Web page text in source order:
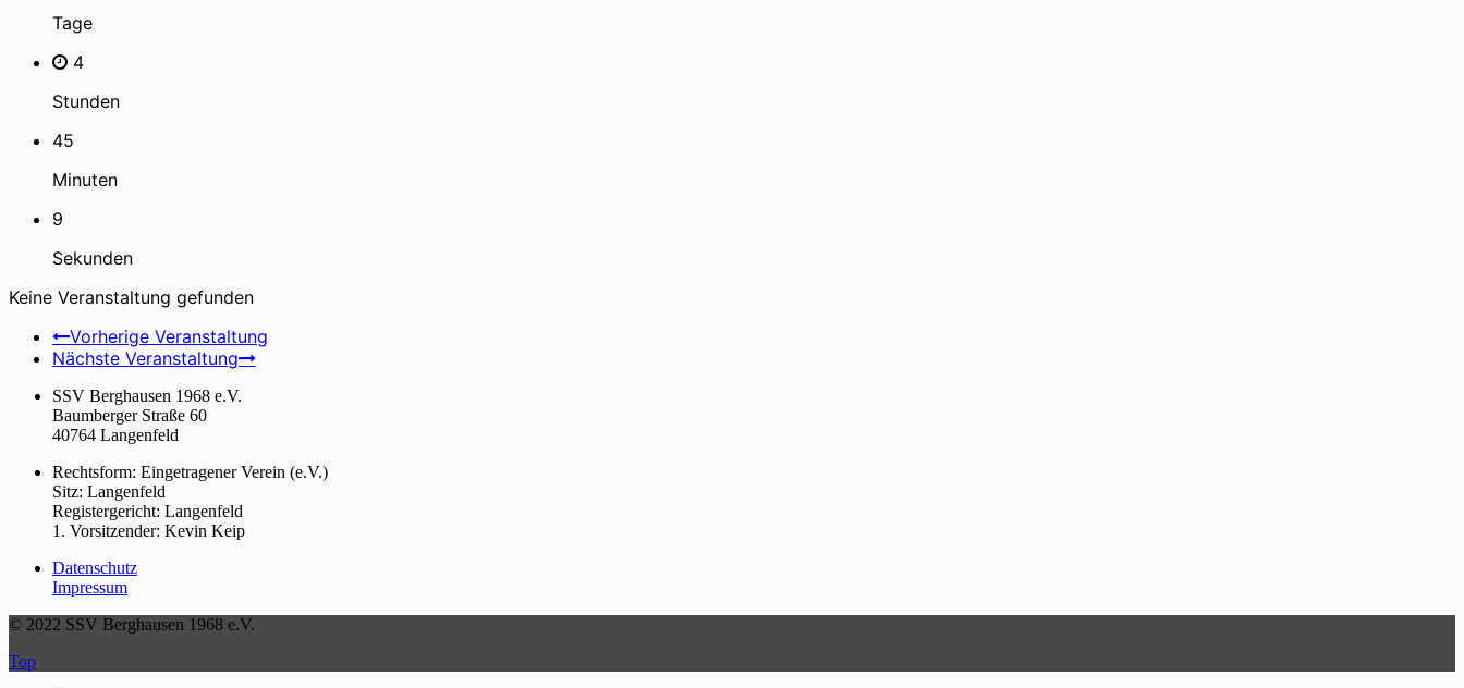
Tage
4
Stunden
45
Minuten
8
Sekunden
Keine Veranstaltung gefunden
Vorherige Veranstaltung
Nächste Veranstaltung
SSV Berghausen 1968 e.V.
Baumberger Straße 60
40764 Langenfeld
Rechtsform: Eingetragener Verein (e.V.)
Sitz: Langenfeld
Registergericht: Langenfeld
1. Vorsitzender: Kevin Keip
Datenschutz
Impressum
© 2022 SSV Berghausen 1968 e.V.
Top